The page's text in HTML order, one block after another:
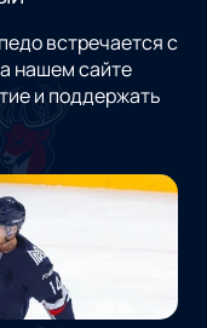
встречается с
нашем сайте
и поддержать